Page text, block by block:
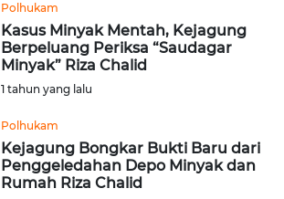
Polhukam
Kasus Minyak Mentah, Kejagung
Berpeluang Periksa “Saudagar
Minyak” Riza Chalid
1 tahun yang lalu
Polhukam
Kejagung Bongkar Bukti Baru dari
Penggeledahan Depo Minyak dan
Rumah Riza Chalid